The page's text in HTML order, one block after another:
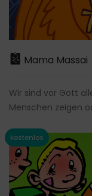
Mama Massai
Wir sind vor Gott
Menschen zeigen